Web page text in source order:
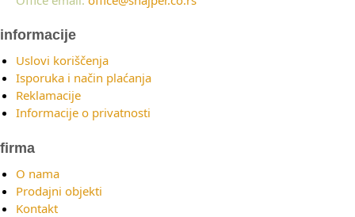
informacije
Uslovi koriščenja
Isporuka i način plaćanja
Reklamacije
Informacije o privatnosti
firma
O nama
Prodajni objekti
Kontakt